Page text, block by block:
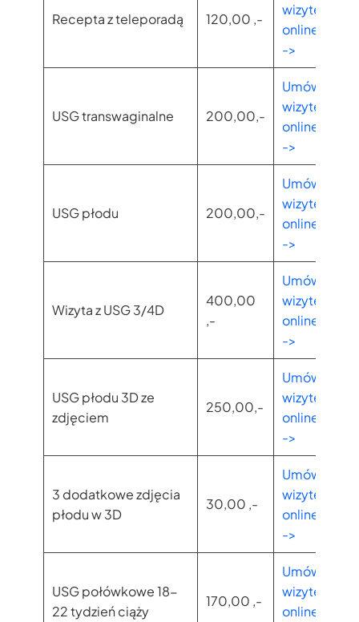
Recepta z teleporadą 120,00 ,-
wizytę
online
->
USG transwaginalne 200,00,-
Umów
wizytę
online
->
USG płodu 200,00,-
Umów
wizytę
online
->
Wizyta z USG 3/4D
400,00
,-
Umów
wizytę
online
->
USG płodu 3D ze
zdjęciem
250,00,-
Umów
wizytę
online
->
3 dodatkowe zdjęcia
płodu w 3D
30,00 ,-
Umów
wizytę
online
->
USG połówkowe 18-
22 tydzień ciąży
170,00 ,-
Umów
wizytę
online